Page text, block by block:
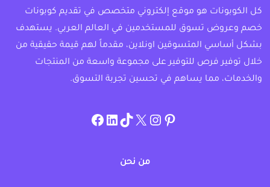
كل الكوبونات هو موقع إلكتروني متخصص في تقديم كوبونات
خصم وعروض تسوق للمستخدمين في العالم العربي. يستهدف
بشكل أساسي المتسوقين اونلاين، مقدماً لهم قيمة حقيقية من
خلال توفير فرص للتوفير على مجموعة واسعة من المنتجات
والخدمات، مما يساهم في تحسين تجربة التسوق.
pinterest
allcouponat
twitter
TikTok
linkedin
facebook
من نحن